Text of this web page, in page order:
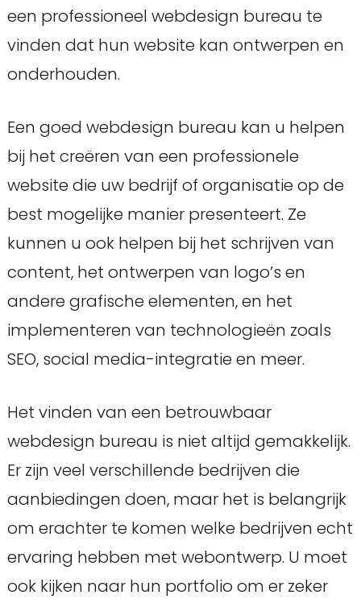
een professioneel webdesign bureau te
vinden dat hun website kan ontwerpen en
onderhouden.
Een goed webdesign bureau kan u helpen
bij het creëren van een professionele
website die uw bedrijf of organisatie op de
best mogelijke manier presenteert. Ze
kunnen u ook helpen bij het schrijven van
content, het ontwerpen van logo’s en
andere grafische elementen, en het
implementeren van technologieën zoals
SEO, social media-integratie en meer.
Het vinden van een betrouwbaar
webdesign bureau is niet altijd gemakkelijk.
Er zijn veel verschillende bedrijven die
aanbiedingen doen, maar het is belangrijk
om erachter te komen welke bedrijven echt
ervaring hebben met webontwerp. U moet
ook kijken naar hun portfolio om er zeker